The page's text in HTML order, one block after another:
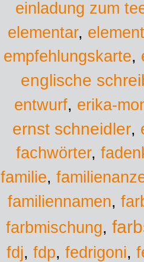
einladung zum
elementar,
empfehlungskarte,
englische
entwurf, erika-
ernst schneidler,
fachwörter,
familie,
familiennamen,
farbmischung,
fdj, fdp, fedrigoni,